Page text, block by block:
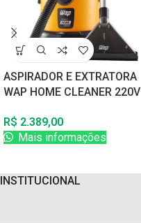
ASPIRADOR E EXTRATORA
WAP HOME CLEANER 220V
R$ 2.389,00
Mais informações
INSTITUCIONAL